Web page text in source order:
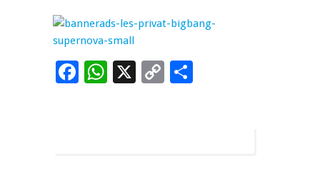
Facebook
WhatsApp
X
Copy